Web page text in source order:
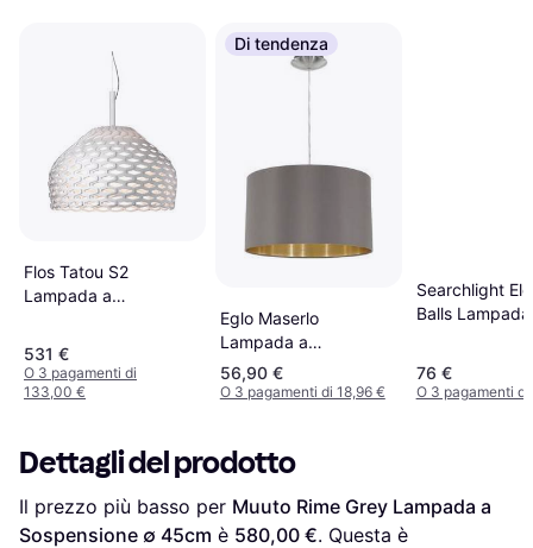
Flos Tatou S2
Lampada a
531 €
O 3 pagamenti di
133,00 €
Di tendenza
Eglo Maserlo
Lampada a
Sospensione ∅ 38cm
56,90 €
O 3 pagamenti di 18,96 €
Searchlight
Balls
76 €
O 3 pagamenti
Dettagli del prodotto
Il prezzo più basso per Muuto Rime Grey Lampada a
Sospensione ∅ 45cm è 580,00 €. Questa è